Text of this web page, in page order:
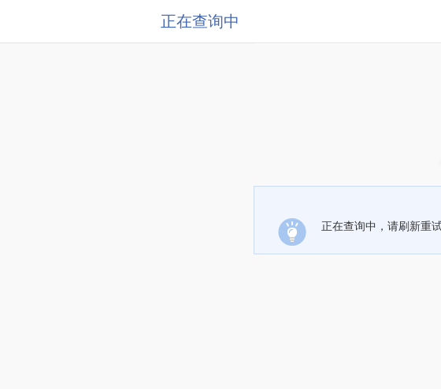
正在查询中
正在查询中，请刷新重